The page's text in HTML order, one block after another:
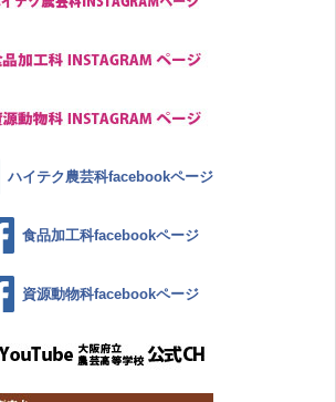
ハイテク農芸科facebookページ
食品加工科facebookページ
資源動物科facebookページ